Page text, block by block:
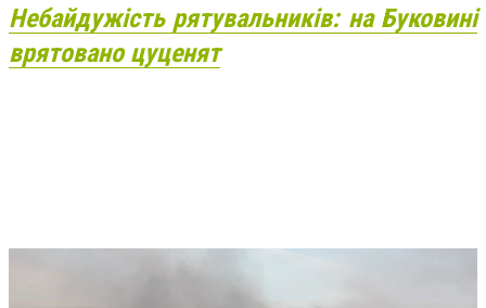
Небайдужість рятувальників: на Буковині
врятовано цуценят